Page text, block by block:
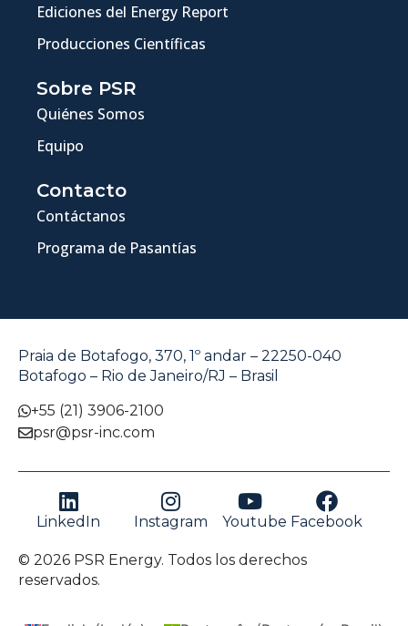
Ediciones del Energy Report
Producciones Científicas
Sobre PSR
Quiénes Somos
Equipo
Contacto
Contáctanos
Programa de Pasantías
Praia de Botafogo, 370, 1º andar – 22250-040
Botafogo – Rio de Janeiro/RJ – Brasil
+55 (21) 3906-2100
psr@psr-inc.com
LinkedIn Instagram Youtube Facebook
© 2026 PSR Energy. Todos los derechos
reservados.